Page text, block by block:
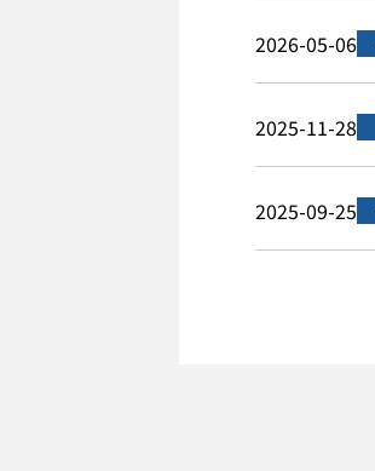
2026-05-06
2025-11-28
2025-09-25